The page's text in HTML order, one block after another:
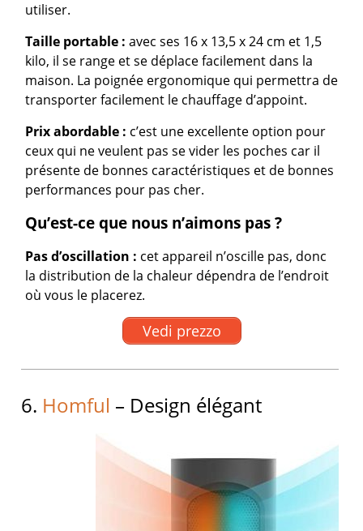
utiliser.
Taille portable : avec ses 16 x 13,5 x 24 cm et 1,5
kilo, il se range et se déplace facilement dans la
maison. La poignée ergonomique qui permettra de
transporter facilement le chauffage d’appoint.
Prix abordable : c’est une excellente option pour
ceux qui ne veulent pas se vider les poches car il
présente de bonnes caractéristiques et de bonnes
performances pour pas cher.
Qu’est-ce que nous n’aimons pas ?
Pas d’oscillation : cet appareil n’oscille pas, donc
la distribution de la chaleur dépendra de l’endroit
où vous le placerez.
Vedi prezzo
6. Homful – Design élégant